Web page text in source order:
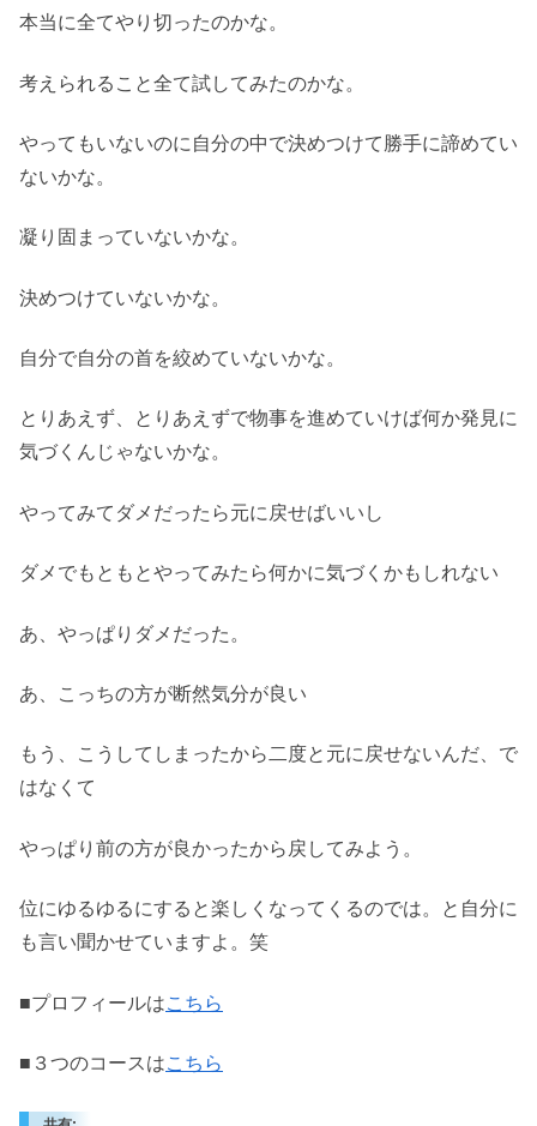
本当に全てやり切ったのかな。
考えられること全て試してみたのかな。
やってもいないのに自分の中で決めつけて勝手に諦めてい
ないかな。
凝り固まっていないかな。
決めつけていないかな。
自分で自分の首を絞めていないかな。
とりあえず、とりあえずで物事を進めていけば何か発見に
気づくんじゃないかな。
やってみてダメだったら元に戻せばいいし
ダメでもともとやってみたら何かに気づくかもしれない
あ、やっぱりダメだった。
あ、こっちの方が断然気分が良い
もう、こうしてしまったから二度と元に戻せないんだ、で
はなくて
やっぱり前の方が良かったから戻してみよう。
位にゆるゆるにすると楽しくなってくるのでは。と自分に
も言い聞かせていますよ。笑
■プロフィールはこちら
■３つのコースはこちら